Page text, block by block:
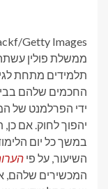
Getty Images
ממשלת פולין
החכמים שלהם
ידי הפרלמנט של
יהפוך לחוק. אם
במשך כל יום
השיעור, על פי
המכשירים שלהם,